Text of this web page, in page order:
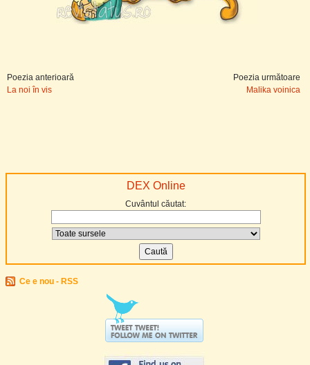
DEX Online
Cuvântul căutat:
Ce e nou - RSS
Poezia anterioară
La noi în vis
Poezia următoare
Malika voinica